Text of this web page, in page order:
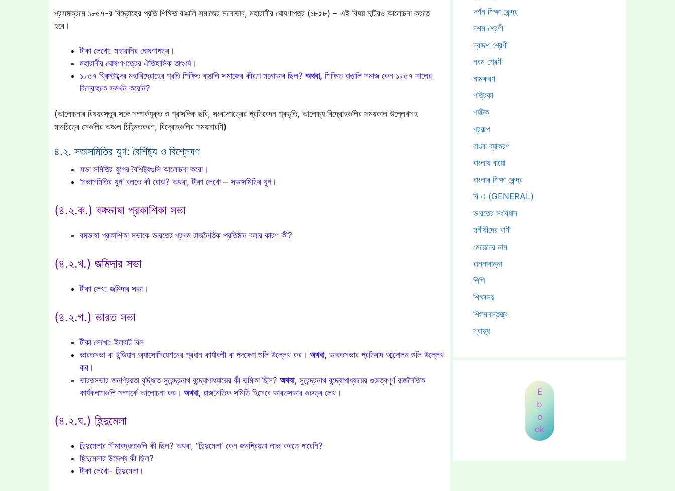
প্রসঙ্গক্রমে ১৮৫৭-র বিদ্রোহের প্রতি শিক্ষিত বাঙালি সমাজের মনোভাব, মহারানীর ঘোষণাপত্র (১৮৫৮) – এই বিষয় দুটিরও আলোচনা করতে
হবে।
টীকা লেখো: মহারানির ঘোষণাপত্র।
মহারানীর ঘোষণাপত্রের ঐতিহাসিক তাৎপর্য।
১৮৫৭ খ্রিস্টাব্দের মহাবিদ্রোহের প্রতি শিক্ষিত বাঙালি সমাজের কীরূপ মনোভাব ছিল? অথবা, শিক্ষিত বাঙালি সমাজ কেন ১৮৫৭ সালের
বিদ্রোহকে সমর্থন করেনি?
(আলোচনার বিষয়বস্তুর সঙ্গে সম্পর্কযুক্ত ও প্রাসঙ্গিক ছবি, সংবাদপত্রের প্রতিবেদন প্রভৃতি, আলোচ্য বিদ্রোহগুলির সময়কাল উল্লেখসহ
মানচিত্রে সেগুলির অঞ্চল চিহ্নিতকরণ, বিদ্রোহগুলির সময়সারণি)
৪.২. সভাসমিতির যুগ: বৈশিষ্ট্য ও বিশ্লেষণ
সভা সমিতির যুগের বৈশিষ্ট্যগুলি আলোচনা করো।
‘সভাসমিতির যুগ’ বলতে কী বোঝ? অথবা, টীকা লেখো – সভাসমিতির যুগ।
(৪.২.ক.) বঙ্গভাষা প্রকাশিকা সভা
বঙ্গভাষা প্রকাশিকা সভাকে ভারতের প্রথম রাজনৈতিক প্রতিষ্ঠান বলার কারণ কী?
(৪.২.খ.) জমিদার সভা
টীকা লেখ: জমিদার সভা।
(৪.২.গ.) ভারত সভা
টীকা লেখো: ইলবার্ট বিল
ভারতসভা বা ইন্ডিয়ান অ্যাসোসিয়েশনের প্রধান কার্যাবলী বা পদক্ষেপ গুলি উল্লেখ কর। অথবা, ভারতসভার প্রতিবাদ আন্দোলন গুলি উল্লেখ
কর।
ভারতসভার জনপ্রিয়তা বৃদ্ধিতে সুরেন্দ্রনাথ বন্দ্যোপাধ্যায়ের কী ভূমিকা ছিল? অথবা, সুরেন্দ্রনাথ বন্দ্যোপাধ্যায়ের গুরুত্বপূর্ণ রাজনৈতিক
কার্যকলাপগুলি সম্পর্কে আলোচনা কর। অথবা, রাজনৈতিক সমিতি হিসেবে ভারতসভার গুরুত্ব লেখ।
(৪.২.ঘ.) হিন্দুমেলা
হিন্দুমেলার সীমাবদ্ধতাগুলি কী ছিল? অথবা, “হিন্দুমেলা’ কেন জনপ্রিয়তা লাভ করতে পারেনি?
হিন্দুমেলার উদ্দেশ্য কী ছিল?
টীকা লেখো- হিন্দুমেলা।
দর্শন শিক্ষা কেন্দ্র
দশম শ্রেণী
দ্বাদশ শ্রেণী
নবম শ্রেণী
নামকরণ
পত্রিকা
পর্যটক
প্রকল্প
বাংলা ব্যাকরণ
বাংলায় বায়ো
বাংলার শিক্ষা কেন্দ্র
বি এ (GENERAL)
ভারতের সংবিধান
মনীষীদের বাণী
মেয়েদের নাম
রান্নাবান্না
লিপি
শিক্ষালয়
শিশুমনস্তত্ত্ব
স্বাস্থ্য
E
b
o
ok